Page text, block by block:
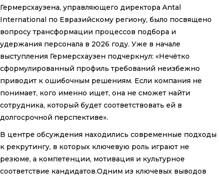
Гермерсхаузена, управляющего директора Antal
International по Евразийскому региону, было посвящено
вопросу трансформации процессов подбора и
удержания персонала в 2026 году. Уже в начале
выступления Гермерсхаузен подчеркнул: «Нечётко
сформулированный профиль требований неизбежно
приводит к ошибочным решениям. Если компания не
понимает, кого именно ищет, она не сможет найти
сотрудника, который будет соответствовать ей в
долгосрочной перспективе».
В центре обсуждения находились современные подходы
к рекрутингу, в которых ключевую роль играют не
резюме, а компетенции, мотивация и культурное
соответствие кандидатов.Одним из ключевых выводов